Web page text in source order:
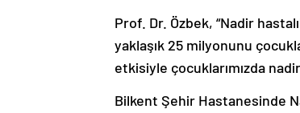
Prof. Dr. Özbek, “Nadir
yaklaşık 25 milyonunu
etkisiyle çocuklarımızda
Bilkent Şehir Hastanesinde